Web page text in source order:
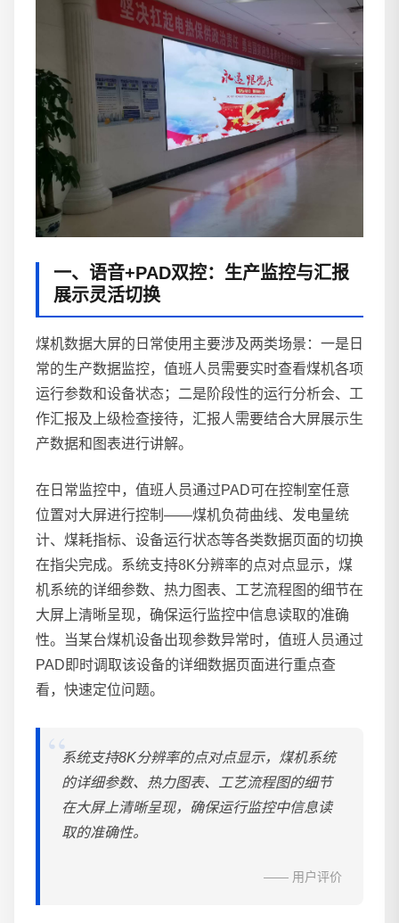
一、语音+PAD双控：生产监控与汇报
展示灵活切换
煤机数据大屏的日常使用主要涉及两类场景：一是日
常的生产数据监控，值班人员需要实时查看煤机各项
运行参数和设备状态；二是阶段性的运行分析会、工
作汇报及上级检查接待，汇报人需要结合大屏展示生
产数据和图表进行讲解。
在日常监控中，值班人员通过PAD可在控制室任意
位置对大屏进行控制——煤机负荷曲线、发电量统
计、煤耗指标、设备运行状态等各类数据页面的切换
在指尖完成。系统支持8K分辨率的点对点显示，煤
机系统的详细参数、热力图表、工艺流程图的细节在
大屏上清晰呈现，确保运行监控中信息读取的准确
性。当某台煤机设备出现参数异常时，值班人员通过
PAD即时调取该设备的详细数据页面进行重点查
看，快速定位问题。
系统支持8K分辨率的点对点显示，煤机系统
的详细参数、热力图表、工艺流程图的细节
在大屏上清晰呈现，确保运行监控中信息读
取的准确性。
—— 用户评价